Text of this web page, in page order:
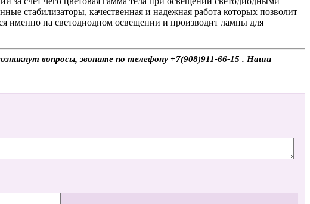
стабилизаторы, качественная и надежная работа которых позволит
именно на светодиодном освещении и производит лампы для
вопросы, звоните по телефону +7(908)911-66-15 . Наши